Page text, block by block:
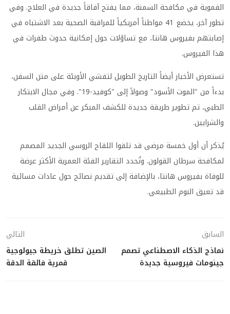
الفموية في مكافحة السمنة، مما يفتح آفاقاً جديدة في العلاج. وفي
تطور آخر، يخضع 41 مواطناً أمريكياً للمراقبة الصحية بعد الاشتباه في
إصابتهم بفيروس هانتا، مع تساؤلات حول إمكانية حدوث طفرات في
هذا الفيروس.
تستعرض الأخبار أيضاً التاريخ الطويل لتفشي الأوبئة على متن السفن،
بدءاً من "الموت الأسود" وصولاً إلى "كوفيد-19". وفي مجال الابتكار
الطبي، تم تطوير طريقة جديدة للكشف المبكر عن أمراض القلب
والشرايين.
يُذكر أن أول خمسة مرضى قد تلقوا اللقاح الروسي الجديد المصمم
لمكافحة سرطان القولون. وتُحدد التقارير الفئة العمرية الأكثر عرضة
للوفاة بفيروس هانتا، بالإضافة إلى تقديم نصائح حول عادات مسائية
قد تعيق النوم الطبيعي.
السابق
نماذج الذكاء الاصطناعي تصمم
جينومات فيروسية جديدة
التالي
الصين تطلق خريطة جيولوجية
قمرية فائقة الدقة